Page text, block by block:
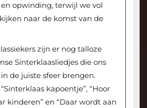
opwinding, terwijl we vol
naar de komst van de
zijn er nog talloze
Sinterklaasliedjes die ons
de juiste sfeer brengen.
kapoentje”, “Hoor
kinderen” en “Daar wordt aan